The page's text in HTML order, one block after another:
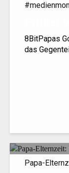
8BitPapas
das
Papa-